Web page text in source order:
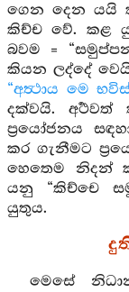
ගෙන දෙන යයි
කිච්ච වේ. කළ
බවම =
කියන ලද්දේ
“අත්‍ථාය මෙ
දක්වයි.
ප්‍රයෝජනය
කර ගැනීමට
හෙතෙම නිදන්
යනු “කිච්චෙ
යුතුය.
මෙසේ